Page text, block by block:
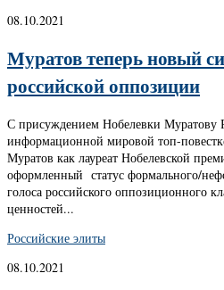
08.10.2021
Муратов теперь новый
российской оппозиции
С присуждением Нобелевки Муратову
информационной мировой топ-
Муратов как лауреат Нобелевской
оформленный статус формального/
голоса российского оппозиционного
ценностей...
Российские элиты
08.10.2021